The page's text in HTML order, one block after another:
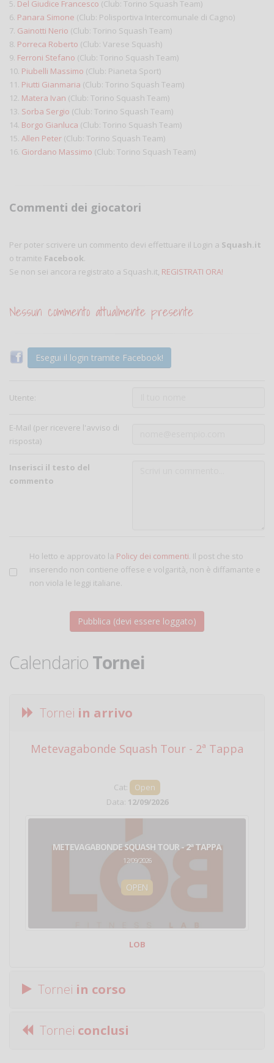
5. Del Giudice Francesco (Club: Torino Squash Team)
6. Panara Simone (Club: Polisportiva Intercomunale di Cagno)
7. Gainotti Nerio (Club: Torino Squash Team)
8. Porreca Roberto (Club: Varese Squash)
9. Ferroni Stefano (Club: Torino Squash Team)
10. Piubelli Massimo (Club: Pianeta Sport)
11. Piutti Gianmaria (Club: Torino Squash Team)
12. Matera Ivan (Club: Torino Squash Team)
13. Sorba Sergio (Club: Torino Squash Team)
14. Borgo Gianluca (Club: Torino Squash Team)
15. Allen Peter (Club: Torino Squash Team)
16. Giordano Massimo (Club: Torino Squash Team)
Commenti dei giocatori
Per poter scrivere un commento devi effettuare il Login a Squash.it
o tramite Facebook.
Se non sei ancora registrato a Squash.it, REGISTRATI ORA!
Nessun commento attualmente presente
Esegui il login tramite Facebook!
Utente:
E-Mail (per ricevere l'avviso di
risposta)
Inserisci il testo del
commento
Ho letto e approvato la Policy dei commenti. Il post che sto
inserendo non contiene offese e volgarità, non è diffamante e
non viola le leggi italiane.
Calendario Tornei
Tornei in arrivo
Metevagabonde Squash Tour - 2ª Tappa
Cat:
Open
Data: 12/09/2026
METEVAGABONDE SQUASH TOUR - 2ª TAPPA
12/09/2026
OPEN
LOB
Tornei in corso
Tornei conclusi